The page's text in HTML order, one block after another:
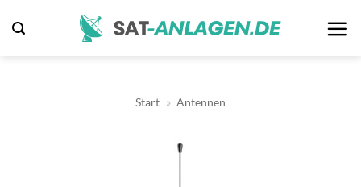
Inhalt
Start » Antennen